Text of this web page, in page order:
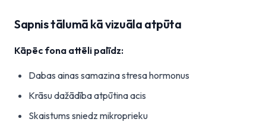
Sapnis tālumā kā vizuāla atpūta
Kāpēc fona attēli palīdz:
Dabas ainas samazina stresa hormonus
Krāsu dažādība atpūtina acis
Skaistums sniedz mikroprieku